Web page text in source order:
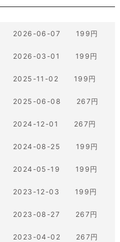
2026-06-07 199円
2026-03-01 199円
2025-11-02 199円
2025-06-08 267円
2024-12-01 267円
2024-08-25 199円
2024-05-19 199円
2023-12-03 199円
2023-08-27 267円
2023-04-02 267円